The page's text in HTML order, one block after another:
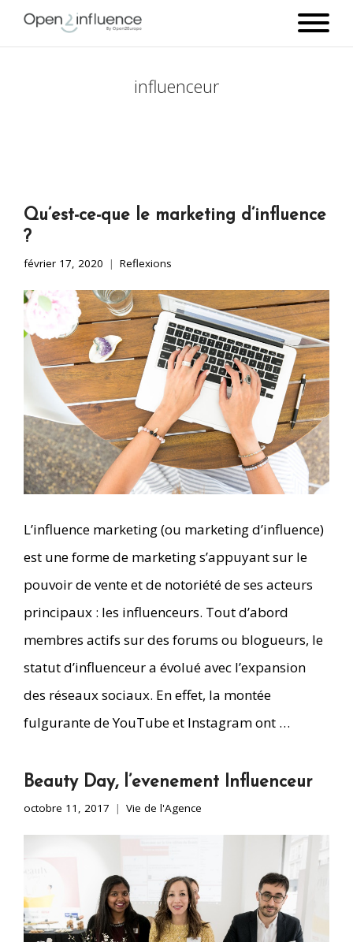
influenceur
Qu’est-ce-que le marketing d’influence
?
février 17, 2020 Reflexions
L’influence marketing (ou marketing d’influence)
est une forme de marketing s’appuyant sur le
pouvoir de vente et de notoriété de ses acteurs
principaux : les influenceurs. Tout d’abord
membres actifs sur des forums ou blogueurs, le
statut d’influenceur a évolué avec l’expansion
des réseaux sociaux. En effet, la montée
fulgurante de YouTube et Instagram ont …
Beauty Day, l’evenement Influenceur
octobre 11, 2017 Vie de l'Agence